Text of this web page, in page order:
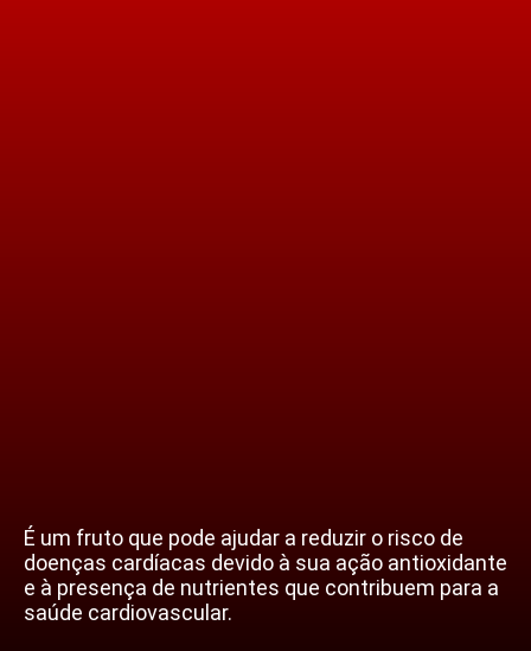
É um fruto que pode ajudar a reduzir o risco de
doenças cardíacas devido à sua ação antioxidante
e à presença de nutrientes que contribuem para a
saúde cardiovascular.